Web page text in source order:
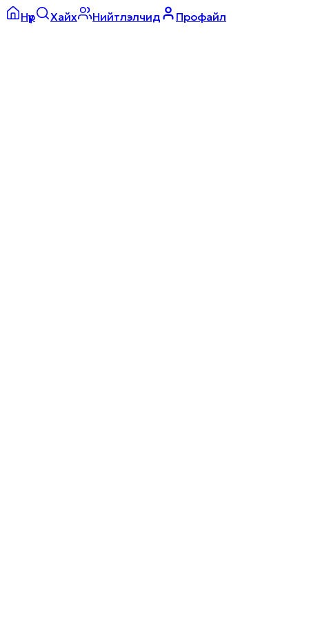
Нүүр Хайх Нийтлэлчид Профайл